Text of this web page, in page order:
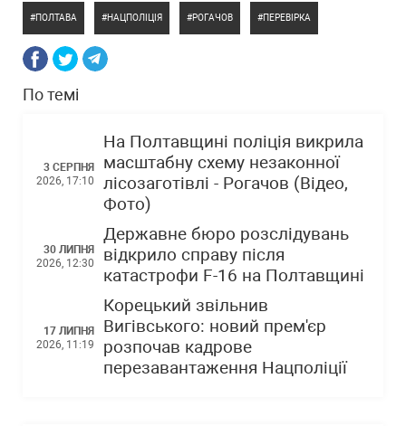
ПОЛТАВА НАЦПОЛІЦІЯ РОГАЧОВ ПЕРЕВІРКА
По темі
3 СЕРПНЯ
2026, 17:10
На Полтавщині поліція викрила
масштабну схему незаконної
лісозаготівлі - Рогачов (Відео,
Фото)
30 ЛИПНЯ
2026, 12:30
Державне бюро розслідувань
відкрило справу після
катастрофи F-16 на Полтавщині
17 ЛИПНЯ
2026, 11:19
Корецький звільнив
Вигівського: новий прем'єр
розпочав кадрове
перезавантаження Нацполіції